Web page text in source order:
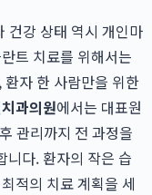
건강 상태 역시 개인마
트 치료를 위해서는
자 한 사람만을 위한
과의원에서는 대표원
관리까지 전 과정을
니다. 환자의 작은 습
적의 치료 계획을 세